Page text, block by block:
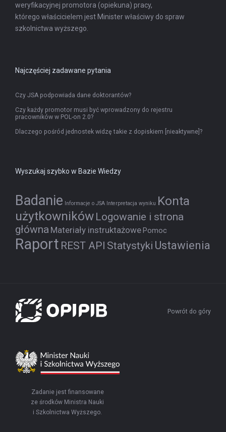
weryfikacyjnej promotora (opiekuna) pracy,
którego właścicielem jest Minister właściwy do spraw
szkolnictwa wyższego.
Najczęściej zadawane pytania
Czy JSA podpowiada dane doktorantów?
Czy każdy promotor musi być wprowadzony do rejestru
pracowników w POL-on 2.0?
Dlaczego pośród jednostek widzę takie z dopiskiem [nieaktywne]?
Wyszukaj szybko w Bazie Wiedzy
Badanie Informacje o JSA Interpretacja wyniku Konta
użytkowników Logowanie i strona
główna Materiały instruktażowe Pomoc
Raport REST API Statystyki Ustawienia
Zadanie jest finansowane
ze środków Ministra Nauki
i Szkolnictwa Wyższego.
Powrót do góry